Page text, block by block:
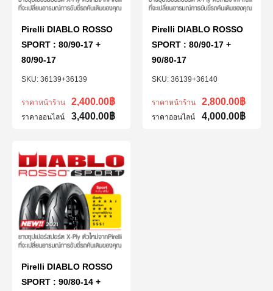
36139+36139
Pirelli DIABLO ROSSO
SPORT : 80/90-17 +
80/90-17
ราคาหน้าร้าน 2,400.00฿
ราคาออนไลน์ 3,400.00฿
36139+36140
Pirelli DIABLO ROSSO
SPORT : 80/90-17 +
90/80-17
ราคาหน้าร้าน 2,800.00฿
ราคาออนไลน์ 4,000.00฿
Pirelli DIABLO ROSSO
SPORT : 90/80-14 +